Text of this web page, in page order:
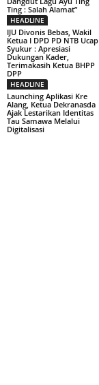
Ting : Salah Alamat”
HEADLINE
IJU Divonis Bebas, Wakil
Ketua I DPD PD NTB Ucap
Syukur : Apresiasi
Dukungan Kader,
Terimakasih Ketua BHPP
DPP
HEADLINE
Launching Aplikasi Kre
Alang, Ketua Dekranasda
Ajak Lestarikan Identitas
Tau Samawa Melalui
Digitalisasi